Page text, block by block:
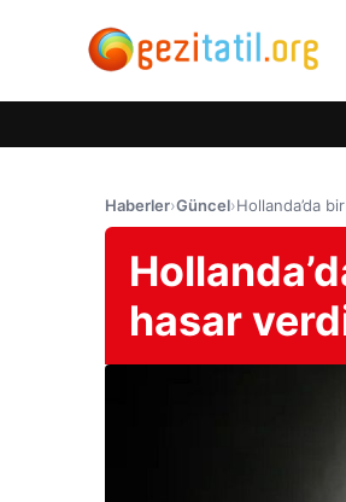
Haberler›Güncel›Hollanda’da
hasar